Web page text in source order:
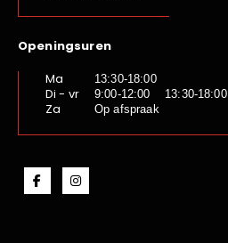
Openingsuren
Ma
13:30-18:00
Di - vr 9:00-12:00 13:30-18:00
Za Op afspraak